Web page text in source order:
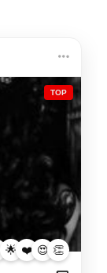
TOP
🌟 ❤️ 😍 👏